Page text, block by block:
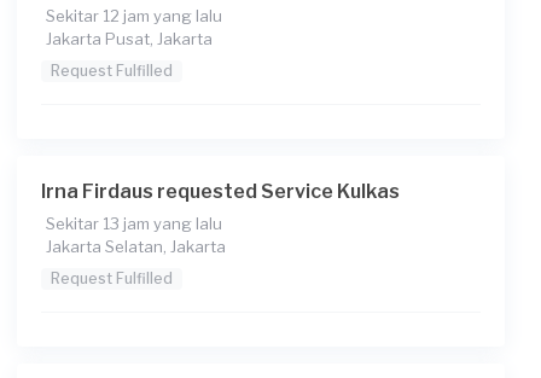
Sekitar 12 jam yang lalu
Jakarta Pusat, Jakarta
Request Fulfilled
Irna Firdaus requested Service Kulkas
Sekitar 13 jam yang lalu
Jakarta Selatan, Jakarta
Request Fulfilled